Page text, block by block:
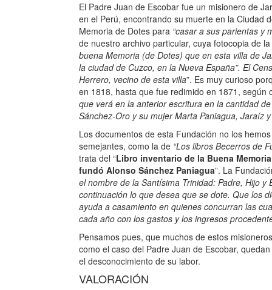
El Padre Juan de Escobar fue un misionero de
en el Perú, encontrando su muerte en la Ciudad
Memoria de Dotes para “casar a sus parientas y
de nuestro archivo particular, cuya fotocopia de
buena Memoria (de Dotes) que en esta villa de
la ciudad de Cuzco, en la Nueva España”. El
Herrero, vecino de esta villa”. Es muy curioso
en 1818, hasta que fue redimido en 1871,
que verá en la anterior escritura en la cantidad
Sánchez-Oro y su mujer Marta Paniagua, Jaraíz
Los documentos de esta Fundación no los
semejantes, como la de “Los libros Becerros de
trata del “Libro inventario de la Buena
fundó Alonso Sánchez Paniagua”. La
el nombre de la Santísima Trinidad: Padre, Hijo
continuación lo que desea que se dote. Que los
ayuda a casamiento en quienes concurran las
cada año con los gastos y los ingresos
Pensamos pues, que muchos de estos
como el caso del Padre Juan de Escobar,
el desconocimiento de su labor.
VALORACIÓN